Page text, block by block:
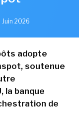
Juin 2026
adopte
soutenue
la banque
de